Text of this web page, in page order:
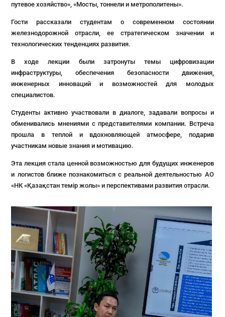
путевое хозяйство», «Мосты, тоннели и метрополитены».
Гости рассказали студентам о современном состоянии
железнодорожной отрасли, ее стратегическом значении и
технологических тенденциях развития.
В ходе лекции были затронуты темы цифровизации
инфраструктуры, обеспечения безопасности движения,
инженерных инноваций и возможностей для молодых
специалистов.
Студенты активно участвовали в диалоге, задавали вопросы и
обменивались мнениями с представителями компании. Встреча
прошла в теплой и вдохновляющей атмосфере, подарив
участникам новые знания и мотивацию.
Эта лекция стала ценной возможностью для будущих инженеров
и логистов ближе познакомиться с реальной деятельностью АО
«НК «Қазақстан темір жолы» и перспективами развития отрасли.